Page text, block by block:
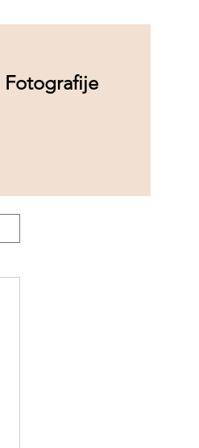
Fotografije